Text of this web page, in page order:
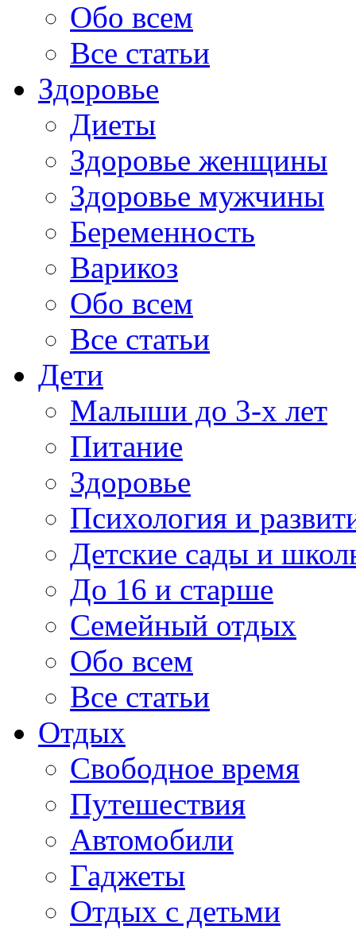
Обо всем
Все статьи
Здоровье
Диеты
Здоровье женщины
Здоровье мужчины
Беременность
Варикоз
Обо всем
Все статьи
Дети
Малыши до 3-х лет
Питание
Здоровье
Психология и
Детские сады и
До 16 и старше
Семейный отдых
Обо всем
Все статьи
Отдых
Свободное время
Путешествия
Автомобили
Гаджеты
Отдых с детьми